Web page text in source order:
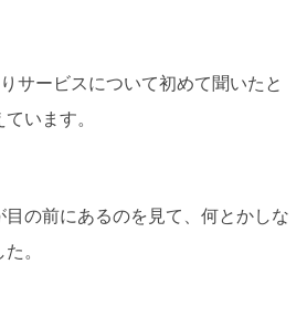
する理由
サービスについて初めて聞いたと
います。
の前にあるのを見て、何とかしな
。